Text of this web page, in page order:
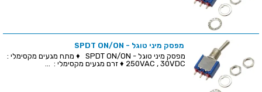
מפסק מיני טוגל - SPDT ON/ON
מפסק מיני טוגל - SPDT ON/ON ♦ מתח מגעים מקסימלי :
250VAC , 30VDC ♦ זרם מגעים מקסימלי : ...